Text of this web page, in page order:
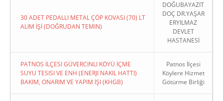
30 ADET PEDALLI METAL ÇÖP KOVASI (70) LT
ALIM İŞİ (DOĞRUDAN TEMIN)
DOĞUBAYAZIT
DOÇ DR.YAŞAR
ERYILMAZ
DEVLET
HASTANESİ
PATNOS İLÇESI GÜVERCINLI KÖYÜ İÇME
SUYU TESISI VE ENH (ENERJI NAKIL HATTI)
BAKIM, ONARIM VE YAPIM İŞI (KHGB)
Patnos İlçesi
Köylere Hizmet
Götürme Birliği